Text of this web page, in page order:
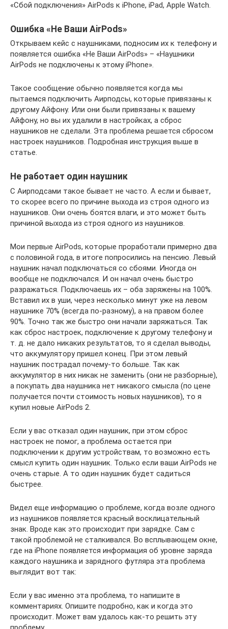
«Сбой подключения» AirPods к iPhone, iPad, Apple Watch.
Ошибка «Не Ваши AirPods»
Открываем кейс с наушниками, подносим их к телефону и
появляется ошибка «Не Ваши AirPods» – «Наушники
AirPods не подключены к этому iPhone».
Такое сообщение обычно появляется когда мы
пытаемся подключить Аирподсы, которые привязаны к
другому Айфону. Или они были привязаны к вашему
Айфону, но вы их удалили в настройках, а сброс
наушников не сделали. Эта проблема решается сбросом
настроек наушников. Подробная инструкция выше в
статье.
Не работает один наушник
С Аирподсами такое бывает не часто. А если и бывает,
то скорее всего по причине выхода из строя одного из
наушников. Они очень боятся влаги, и это может быть
причиной выхода из строя одного из наушников.
Мои первые AirPods, которые проработали примерно два
с половиной года, в итоге попросились на пенсию. Левый
наушник начал подключаться со сбоями. Иногда он
вообще не подключался. И он начал очень быстро
разражаться. Подключаешь их – оба заряжены на 100%.
Вставил их в уши, через несколько минут уже на левом
наушнике 70% (всегда по-разному), а на правом более
90%. Точно так же быстро они начали заряжаться. Так
как сброс настроек, подключение к другому телефону и
т. д. не дало никаких результатов, то я сделал выводы,
что аккумулятору пришел конец. При этом левый
наушник пострадал почему-то больше. Так как
аккумулятор в них никак не заменить (они не разборные),
а покупать два наушника нет никакого смысла (по цене
получается почти стоимость новых наушников), то я
купил новые AirPods 2.
Если у вас отказал один наушник, при этом сброс
настроек не помог, а проблема остается при
подключении к другим устройствам, то возможно есть
смысл купить один наушник. Только если ваши AirPods не
очень старые. А то один наушник будет садиться
быстрее.
Видел еще информацию о проблеме, когда возле одного
из наушников появляется красный восклицательный
знак. Вроде как это происходит при зарядке. Сам с
такой проблемой не сталкивался. Во всплывающем окне,
где на iPhone появляется информация об уровне заряда
каждого наушника и зарядного футляра эта проблема
выглядит вот так:
Если у вас именно эта проблема, то напишите в
комментариях. Опишите подробно, как и когда это
происходит. Может вам удалось как-то решить эту